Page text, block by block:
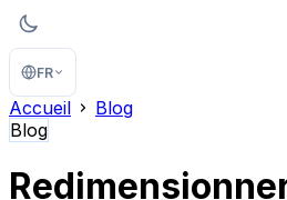
FR
Accueil
Blog
Blog